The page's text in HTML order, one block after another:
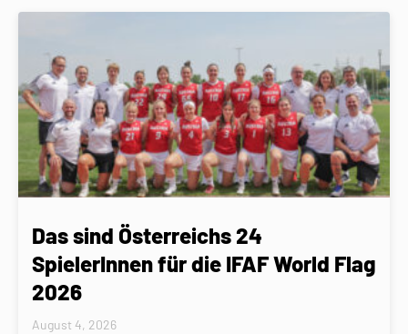
Das sind Österreichs 24
SpielerInnen für die IFAF World Flag
2026
August 4, 2026